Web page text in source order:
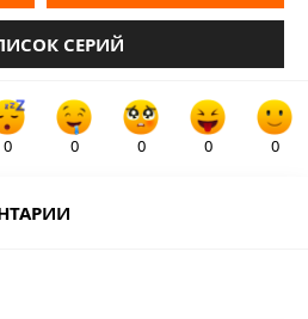
СЕРИЙ
0 0 0 0 0